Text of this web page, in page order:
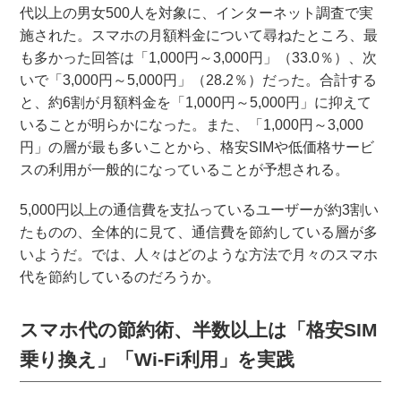
代以上の男女500人を対象に、インターネット調査で実
施された。スマホの月額料金について尋ねたところ、最
も多かった回答は「1,000円～3,000円」（33.0％）、次
いで「3,000円～5,000円」（28.2％）だった。合計する
と、約6割が月額料金を「1,000円～5,000円」に抑えて
いることが明らかになった。また、「1,000円～3,000
円」の層が最も多いことから、格安SIMや低価格サービ
スの利用が一般的になっていることが予想される。
5,000円以上の通信費を支払っているユーザーが約3割い
たものの、全体的に見て、通信費を節約している層が多
いようだ。では、人々はどのような方法で月々のスマホ
代を節約しているのだろうか。
スマホ代の節約術、半数以上は「格安SIM
乗り換え」「Wi-Fi利用」を実践